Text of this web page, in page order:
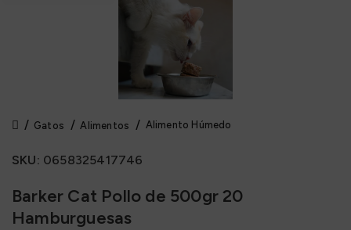
Gatos Alimentos Alimento Húmedo
SKU: 0658325417746
Barker Cat Pollo de 500gr 20
Hamburguesas